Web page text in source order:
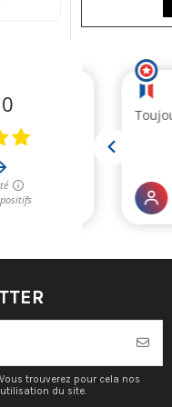
trouverez pour cela nos
du site.